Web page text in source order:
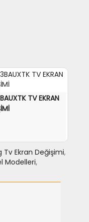
TV EKRAN
力NCELE
Tv Ekran Değişimi,
Modelleri,